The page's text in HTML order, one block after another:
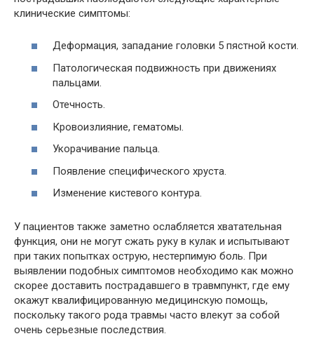
клинические симптомы:
Деформация, западание головки 5 пястной кости.
Патологическая подвижность при движениях
пальцами.
Отечность.
Кровоизлияние, гематомы.
Укорачивание пальца.
Появление специфического хруста.
Изменение кистевого контура.
У пациентов также заметно ослабляется хватательная
функция, они не могут сжать руку в кулак и испытывают
при таких попытках острую, нестерпимую боль. При
выявлении подобных симптомов необходимо как можно
скорее доставить пострадавшего в травмпункт, где ему
окажут квалифицированную медицинскую помощь,
поскольку такого рода травмы часто влекут за собой
очень серьезные последствия.